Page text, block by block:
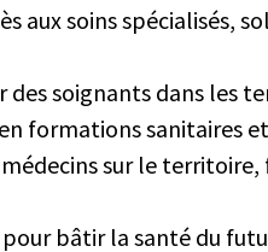
aux soins spécialisés,
soignants dans les
formations sanitaires
sur le territoire,
bâtir la santé du